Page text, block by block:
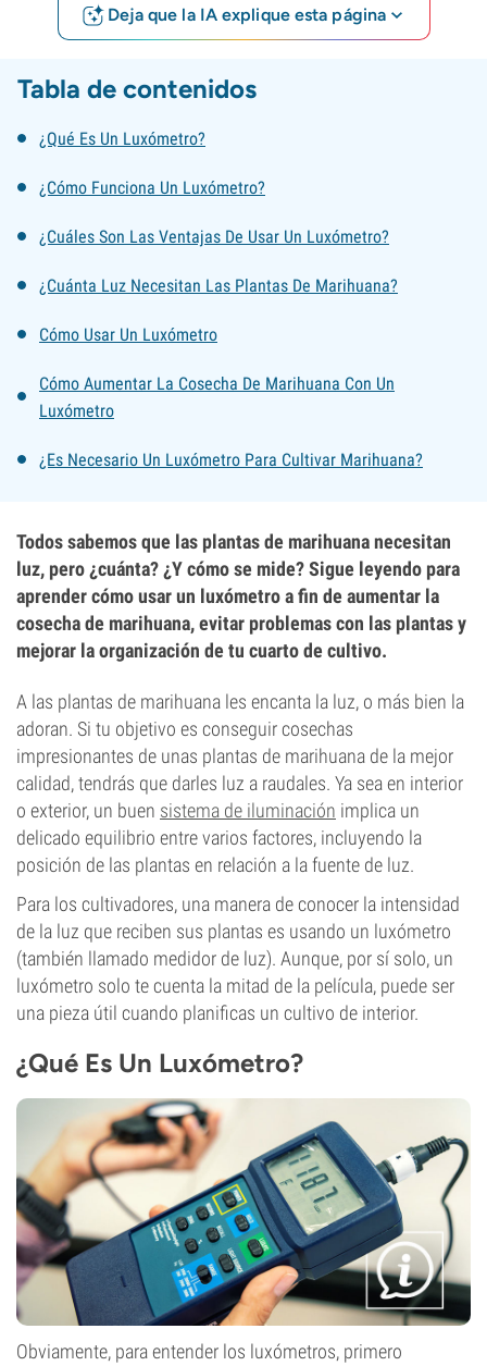
Deja que la IA explique esta página
Tabla de contenidos
¿Qué Es Un Luxómetro?
¿Cómo Funciona Un Luxómetro?
¿Cuáles Son Las Ventajas De Usar Un Luxómetro?
¿Cuánta Luz Necesitan Las Plantas De Marihuana?
Cómo Usar Un Luxómetro
Cómo Aumentar La Cosecha De Marihuana Con Un
Luxómetro
¿Es Necesario Un Luxómetro Para Cultivar Marihuana?
Todos sabemos que las plantas de marihuana necesitan
luz, pero ¿cuánta? ¿Y cómo se mide? Sigue leyendo para
aprender cómo usar un luxómetro a fin de aumentar la
cosecha de marihuana, evitar problemas con las plantas y
mejorar la organización de tu cuarto de cultivo.
A las plantas de marihuana les encanta la luz, o más bien la
adoran. Si tu objetivo es conseguir cosechas
impresionantes de unas plantas de marihuana de la mejor
calidad, tendrás que darles luz a raudales. Ya sea en interior
o exterior, un buen sistema de iluminación implica un
delicado equilibrio entre varios factores, incluyendo la
posición de las plantas en relación a la fuente de luz.
Para los cultivadores, una manera de conocer la intensidad
de la luz que reciben sus plantas es usando un luxómetro
(también llamado medidor de luz). Aunque, por sí solo, un
luxómetro solo te cuenta la mitad de la película, puede ser
una pieza útil cuando planificas un cultivo de interior.
¿Qué Es Un Luxómetro?
Obviamente, para entender los luxómetros, primero